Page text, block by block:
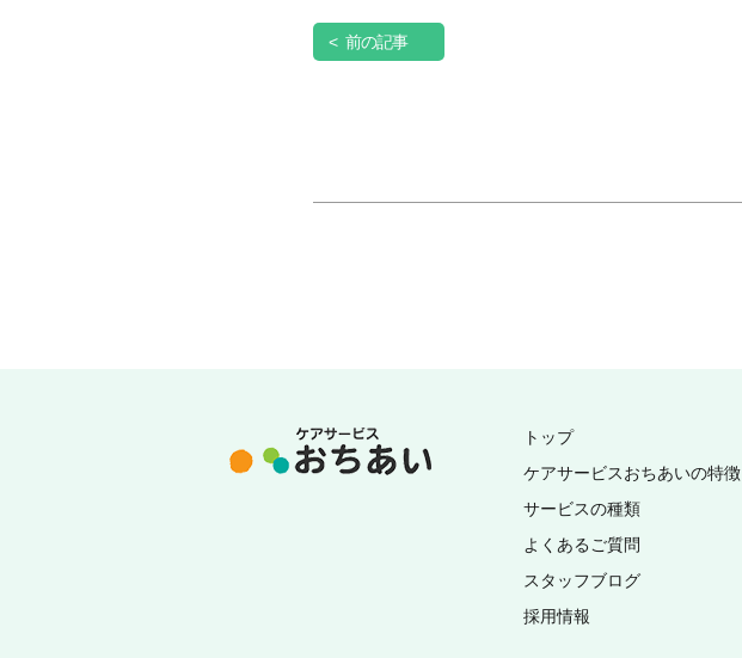
< 前の記事
トップ
ケアサービスおちあいの特徴
サービスの種類
よくあるご質問
スタッフブログ
採用情報